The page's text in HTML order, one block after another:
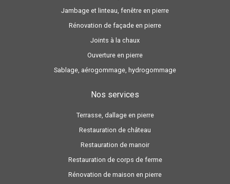
Jambage et linteau, fenêtre en pierre
Rénovation de façade en pierre
Joints à la chaux
Ouverture en pierre
Sablage, aérogommage, hydrogommage
Nos services
Terrasse, dallage en pierre
Restauration de château
Restauration de manoir
Restauration de corps de ferme
Rénovation de maison en pierre